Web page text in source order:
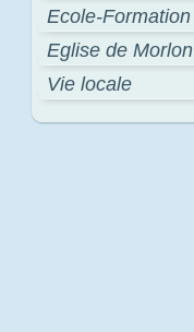
Ecole-Formation
Eglise de Morlon
Vie locale